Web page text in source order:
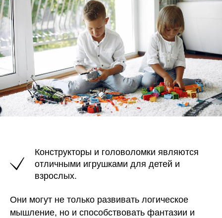
Конструкторы и головоломки являются
отличными игрушками для детей и
взрослых.
Они могут не только развивать логическое
мышление, но и способствовать фантазии и